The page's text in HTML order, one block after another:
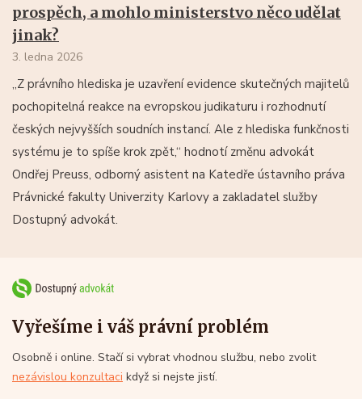
prospěch, a mohlo ministerstvo něco udělat
jinak?
3. ledna 2026
„Z právního hlediska je uzavření evidence skutečných majitelů
pochopitelná reakce na evropskou judikaturu i rozhodnutí
českých nejvyšších soudních instancí. Ale z hlediska funkčnosti
systému je to spíše krok zpět,“ hodnotí změnu advokát
Ondřej Preuss, odborný asistent na Katedře ústavního práva
Právnické fakulty Univerzity Karlovy a zakladatel služby
Dostupný advokát.
Vyřešíme i váš právní problém
Osobně i online. Stačí si vybrat vhodnou službu, nebo zvolit
nezávislou konzultaci když si nejste jistí.